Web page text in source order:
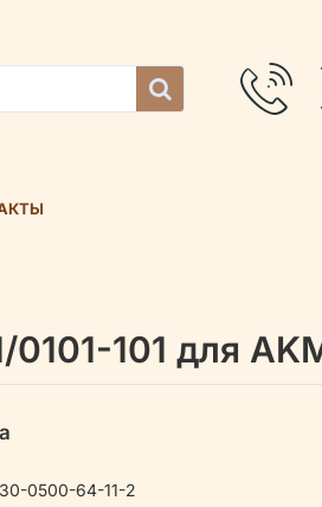
101 для
30-0500-64-11-2